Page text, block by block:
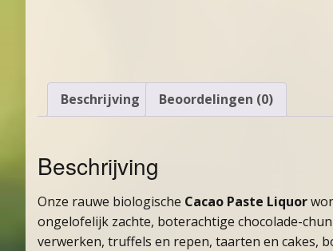
Beschrijving Beoordelingen (0)
Beschrijving
Onze rauwe biologische Cacao Paste Liquor
ongelofelijk zachte, boterachtige chocolade-
verwerken, truffels en repen, taarten en cakes,